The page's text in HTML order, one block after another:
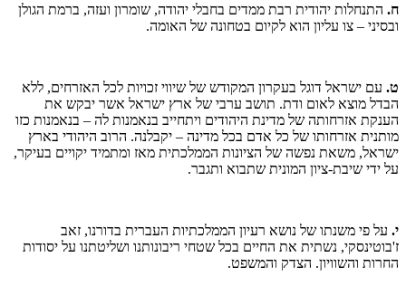
ח. התנחלות יהודית רבת ממדים בחבלי יהודה, שומרון ועזה, ברמת הגולן
ובסיני – צו עליון הוא לקיום בטחונה של האומה.
ט. עם ישראל דוגל בעקרון המקודש של שיווי זכויות לכל האזרחים, ללא
הבדל מוצא לאום ודת. תושב ערבי של ארץ ישראל אשר יבקש את
הענקת אזרחותה של מדינת היהודים ויתחייב בנאמנות לה – בנאמנות כזו
מותנית אזרחותו של כל אדם בכל מדינה – יקבלנה. הרוב היהודי בארץ
ישראל, משאת נפשה של הציונות הממלכתית מאז ומתמיד יקויים בעיקר,
על ידי שיבת-ציון המונית שתבוא ותגבר.
י. על פי משנתו של נושא רעיון הממלכתיות העברית בדורנו, זאב
ז'בוטינסקי, נשתית את החיים בכל שטחי ריבונותנו ושליטתנו על יסודות
החרות והשוויון. הצדק והמשפט.